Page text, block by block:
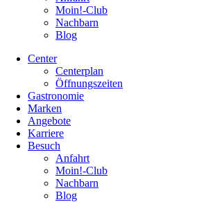
Moin!-Club
Nachbarn
Blog
Center
Centerplan
Öffnungszeiten
Gastronomie
Marken
Angebote
Karriere
Besuch
Anfahrt
Moin!-Club
Nachbarn
Blog